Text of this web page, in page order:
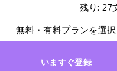
残り: 27
無料・有料プランを選択
いますぐ登録